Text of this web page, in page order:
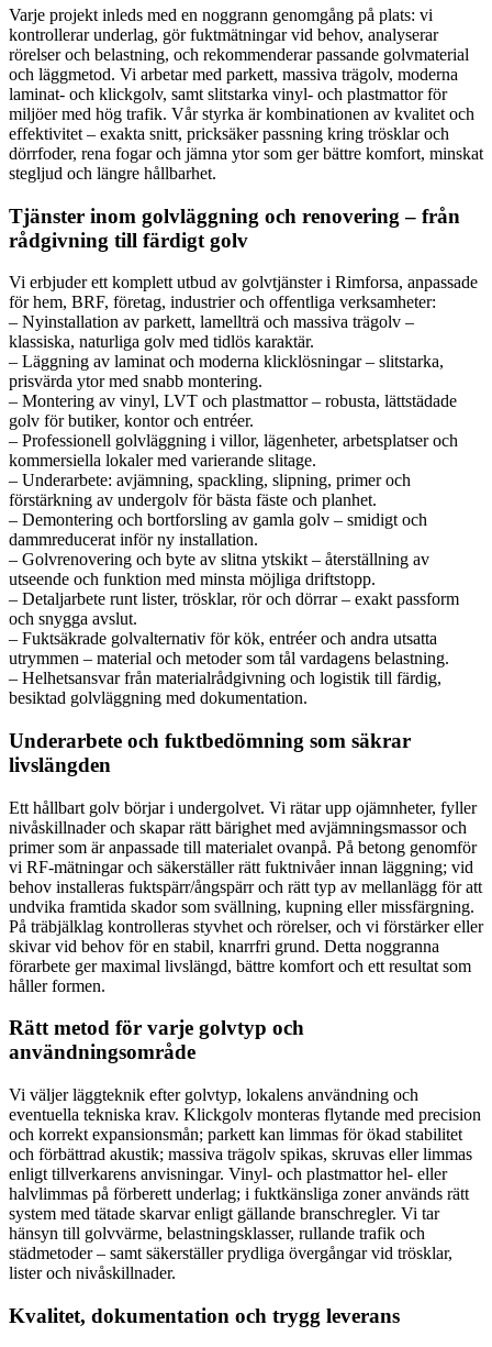
Varje projekt inleds med en noggrann genomgång på plats: vi
kontrollerar underlag, gör fuktmätningar vid behov, analyserar
rörelser och belastning, och rekommenderar passande golvmaterial
och läggmetod. Vi arbetar med parkett, massiva trägolv, moderna
laminat- och klickgolv, samt slitstarka vinyl- och plastmattor för
miljöer med hög trafik. Vår styrka är kombinationen av kvalitet och
effektivitet – exakta snitt, pricksäker passning kring trösklar och
dörrfoder, rena fogar och jämna ytor som ger bättre komfort, minskat
stegljud och längre hållbarhet.
Tjänster inom golvläggning och renovering – från
rådgivning till färdigt golv
Vi erbjuder ett komplett utbud av golvtjänster i Rimforsa, anpassade
för hem, BRF, företag, industrier och offentliga verksamheter:
– Nyinstallation av parkett, lamellträ och massiva trägolv –
klassiska, naturliga golv med tidlös karaktär.
– Läggning av laminat och moderna klicklösningar – slitstarka,
prisvärda ytor med snabb montering.
– Montering av vinyl, LVT och plastmattor – robusta, lättstädade
golv för butiker, kontor och entréer.
– Professionell golvläggning i villor, lägenheter, arbetsplatser och
kommersiella lokaler med varierande slitage.
– Underarbete: avjämning, spackling, slipning, primer och
förstärkning av undergolv för bästa fäste och planhet.
– Demontering och bortforsling av gamla golv – smidigt och
dammreducerat inför ny installation.
– Golvrenovering och byte av slitna ytskikt – återställning av
utseende och funktion med minsta möjliga driftstopp.
– Detaljarbete runt lister, trösklar, rör och dörrar – exakt passform
och snygga avslut.
– Fuktsäkrade golvalternativ för kök, entréer och andra utsatta
utrymmen – material och metoder som tål vardagens belastning.
– Helhetsansvar från materialrådgivning och logistik till färdig,
besiktad golvläggning med dokumentation.
Underarbete och fuktbedömning som säkrar
livslängden
Ett hållbart golv börjar i undergolvet. Vi rätar upp ojämnheter, fyller
nivåskillnader och skapar rätt bärighet med avjämningsmassor och
primer som är anpassade till materialet ovanpå. På betong genomför
vi RF-mätningar och säkerställer rätt fuktnivåer innan läggning; vid
behov installeras fuktspärr/ångspärr och rätt typ av mellanlägg för att
undvika framtida skador som svällning, kupning eller missfärgning.
På träbjälklag kontrolleras styvhet och rörelser, och vi förstärker eller
skivar vid behov för en stabil, knarrfri grund. Detta noggranna
förarbete ger maximal livslängd, bättre komfort och ett resultat som
håller formen.
Rätt metod för varje golvtyp och
användningsområde
Vi väljer läggteknik efter golvtyp, lokalens användning och
eventuella tekniska krav. Klickgolv monteras flytande med precision
och korrekt expansionsmån; parkett kan limmas för ökad stabilitet
och förbättrad akustik; massiva trägolv spikas, skruvas eller limmas
enligt tillverkarens anvisningar. Vinyl- och plastmattor hel- eller
halvlimmas på förberett underlag; i fuktkänsliga zoner används rätt
system med tätade skarvar enligt gällande branschregler. Vi tar
hänsyn till golvvärme, belastningsklasser, rullande trafik och
städmetoder – samt säkerställer prydliga övergångar vid trösklar,
lister och nivåskillnader.
Kvalitet, dokumentation och trygg leverans